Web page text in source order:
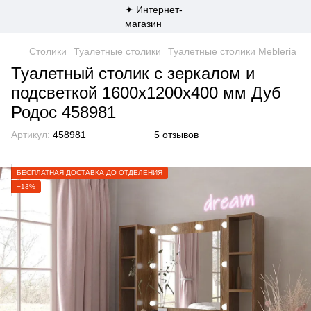
Столики Туалетные столики Туалетные столики Mebleria
Туалетный столик с зеркалом и
подсветкой 1600х1200х400 мм Дуб
Родос 458981
Артикул: 458981 5 отзывов
БЕСПЛАТНАЯ ДОСТАВКА ДО ОТДЕЛЕНИЯ
−13%